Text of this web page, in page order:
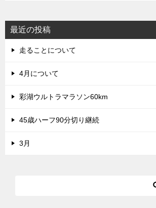
最近の投稿
走ることについて
4月について
彩湖ウルトラマラソン60km
45歳ハーフ90分切り継続
3月